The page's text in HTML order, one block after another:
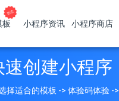
小程序资讯 小程序商店
创建小程
择适合的模板 -> 体验码体验 -